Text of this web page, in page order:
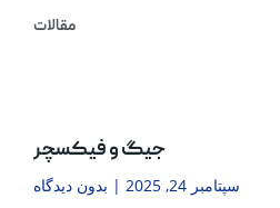
مقالات
جیگ و فیکسچر
سپتامبر 24, 2025 بدون دیدگاه